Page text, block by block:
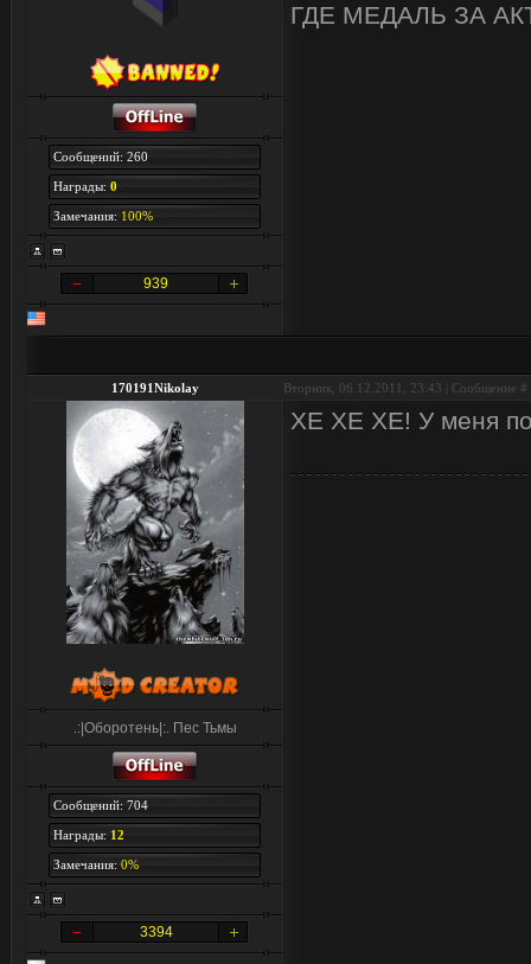
Сообщений: 260
Награды: 0
Замечания: 100%
939
ГДЕ МЕДАЛЬ ЗА
170191Nikolay Вторник, 06.12.2011, 23:43 | Сообщение #
.:|Оборотень|:. Пес Тьмы
Сообщений: 704
Награды: 12
Замечания: 0%
3394
ХЕ ХЕ ХЕ! У меня